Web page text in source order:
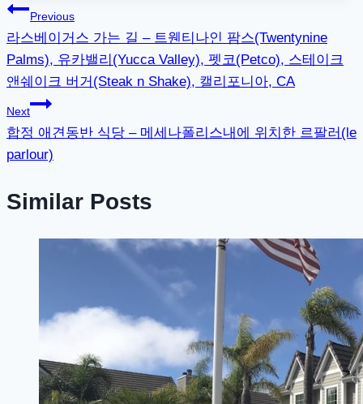
글
탐
색
Previous
라스베이거스 가는 길 – 트웬티나인 팜스(Twentynine
Palms), 유카밸리(Yucca Valley), 펫코(Petco), 스테이크
앤쉐이크 버거(Steak n Shake), 캘리포니아, CA
Next
합정 애견동반 식당 – 메세나폴리스내에 위치한 르팔러(le
parlour)
Similar Posts